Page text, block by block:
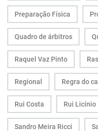
Preparação Física
Quadro de árbitros
Raquel Vaz Pinto
Regional Regra do
Rui Costa Rui Licínio
Sandro Meira Ricci